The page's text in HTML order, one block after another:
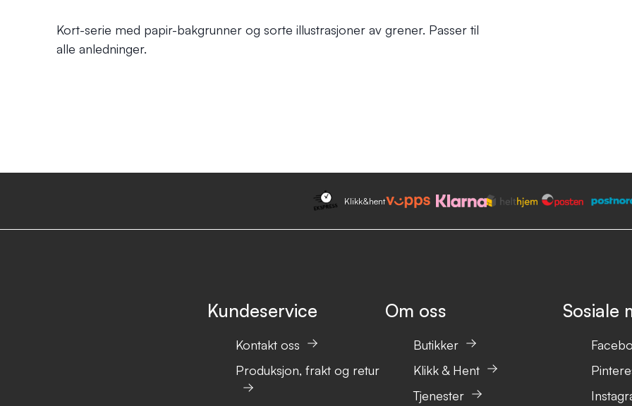
Kort-serie med papir-bakgrunner og sorte illustrasjoner av grener. Passer til
alle anledninger.
Klikk&hent
Kundeservice
Kontakt oss
Produksjon, frakt og retur
Om oss
Butikker
Klikk & Hent
Tjenester
Sosiale